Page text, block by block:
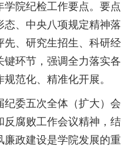
学院纪检工作要点。要点
、中央八项规定精神落
先、研究生招生、科研经
键环节，强调全力落实各
范化、精准化开展。
纪委五次全体（扩大）会
反腐败工作会议精神，结
政建设是学院发展的重